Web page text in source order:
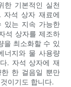
한 기본적인 실천
자석 상자 재료에
있는 지속 가능한
석 상자를 제조하
을 최소화할 수 있
너지와 물 사용량
. 자석 상자에 재
한 걸음일 뿐만
이기도 합니다.